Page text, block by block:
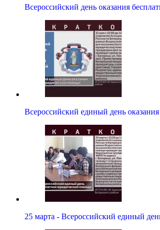
Всероссийский день оказания
Всероссийский единый день
25 марта - Всероссийский единый